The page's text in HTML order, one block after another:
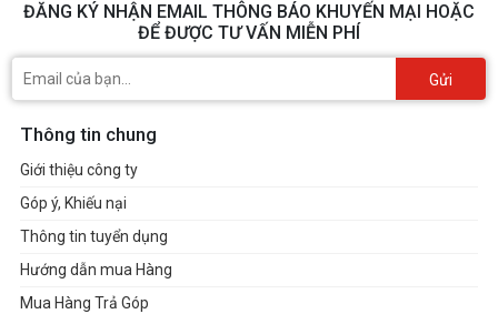
ĐĂNG KÝ NHẬN EMAIL THÔNG BÁO KHUYẾN MẠI HOẶC
ĐỂ ĐƯỢC TƯ VẤN MIỄN PHÍ
Gửi
Thông tin chung
Giới thiệu công ty
Góp ý, Khiếu nại
Thông tin tuyển dụng
Hướng dẫn mua Hàng
Mua Hàng Trả Góp